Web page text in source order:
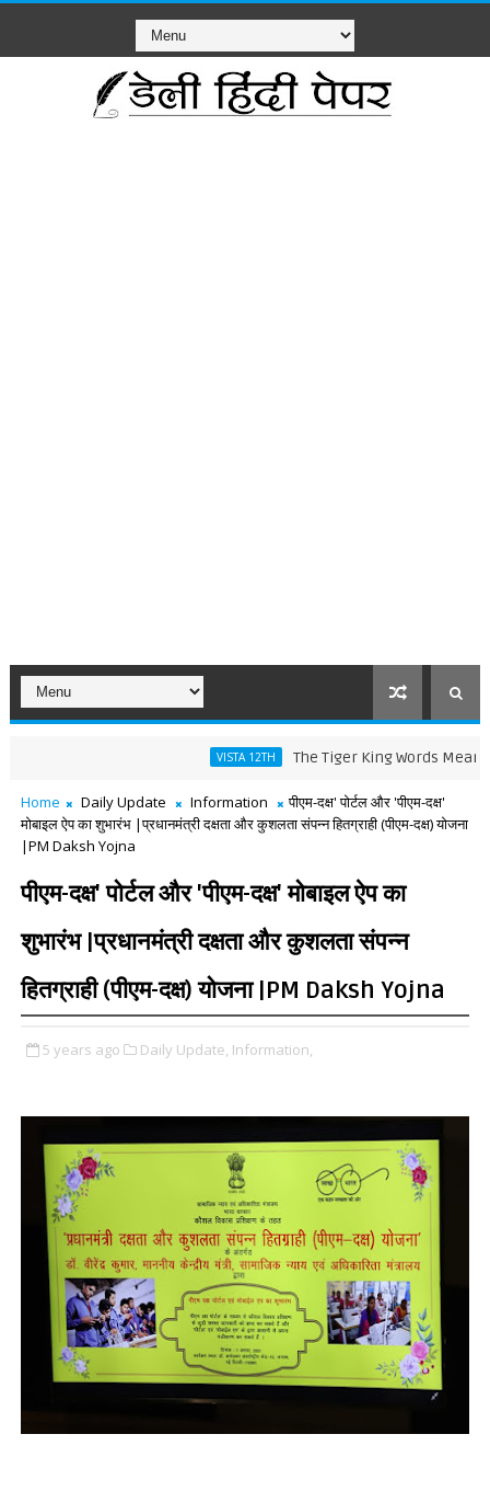
The Tiger King Words Meaning and
Home Daily Update Information
पीएम-दक्ष' पोर्टल और 'पीएम-दक्ष'
मोबाइल ऐप का शुभारंभ |प्रधानमंत्री दक्षता और कुशलता संपन्न हितग्राही (पीएम-दक्ष) योजना
|PM Daksh Yojna
पीएम-दक्ष' पोर्टल और 'पीएम-दक्ष' मोबाइल ऐप का
शुभारंभ |प्रधानमंत्री दक्षता और कुशलता संपन्न
हितग्राही (पीएम-दक्ष) योजना |PM Daksh Yojna
5 years ago Daily Update, Information,